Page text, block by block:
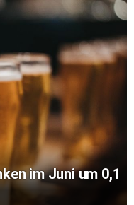
im Juni um 0,1